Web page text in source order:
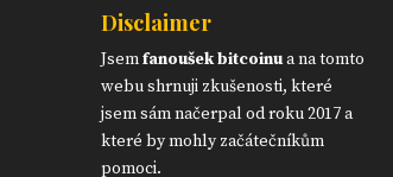
Disclaimer
Jsemfanoušek bitcoinua na tomto
webu shrnuji zkušenosti, které
jsem sám načerpal od roku 2017 a
které by mohly začátečníkům
pomoci.